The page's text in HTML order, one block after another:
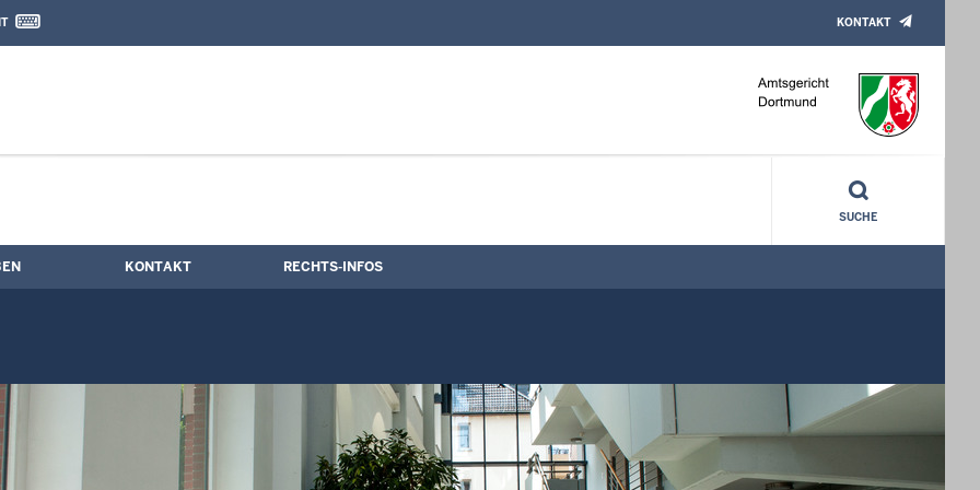
Kontaktformular
KONTAKT
SUCHE
KONTAKT RECHTS-INFOS